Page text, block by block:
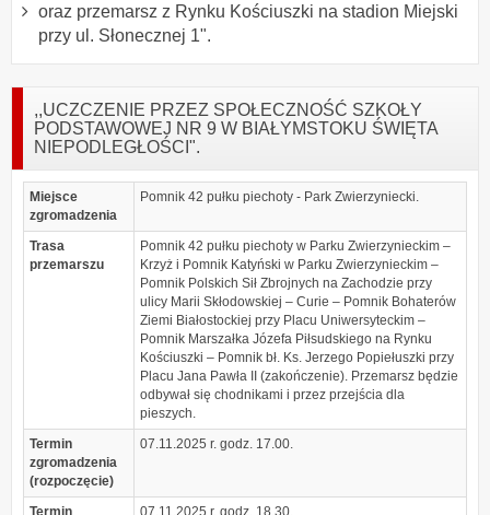
oraz przemarsz z Rynku Kościuszki na stadion Miejski
przy ul. Słonecznej 1".
,,UCZCZENIE PRZEZ SPOŁECZNOŚĆ SZKOŁY
PODSTAWOWEJ NR 9 W BIAŁYMSTOKU ŚWIĘTA
NIEPODLEGŁOŚCI".
Miejsce
zgromadzenia
Pomnik 42 pułku piechoty - Park Zwierzyniecki.
Trasa
przemarszu
Pomnik 42 pułku piechoty w Parku Zwierzynieckim –
Krzyż i Pomnik Katyński w Parku Zwierzynieckim –
Pomnik Polskich Sił Zbrojnych na Zachodzie przy
ulicy Marii Skłodowskiej – Curie – Pomnik Bohaterów
Ziemi Białostockiej przy Placu Uniwersyteckim –
Pomnik Marszałka Józefa Piłsudskiego na Rynku
Kościuszki – Pomnik bł. Ks. Jerzego Popiełuszki przy
Placu Jana Pawła II (zakończenie). Przemarsz będzie
odbywał się chodnikami i przez przejścia dla
pieszych.
Termin
zgromadzenia
(rozpoczęcie)
07.11.2025 r. godz. 17.00.
Termin
07.11.2025 r. godz. 18.30.